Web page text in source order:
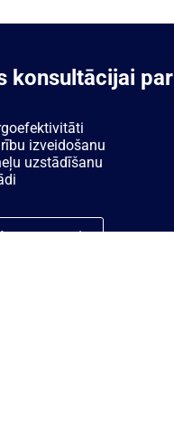
konsultācijai par
izveidošanu
uzstādīšanu